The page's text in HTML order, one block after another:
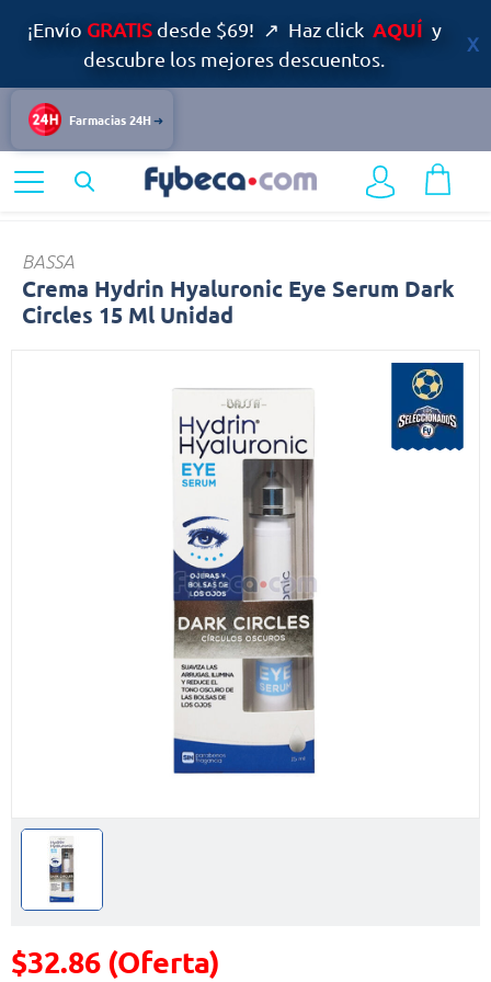
¡Envío GRATISdesde $69! ↗ Haz click AQUÍ y
descubre los mejores descuentos.
Farmacias 24H
Cuidado del Rostro
BASSA
Crema Hydrin Hyaluronic Eye Serum Dark
Circles 15 Ml Unidad
$32.86 (Oferta)